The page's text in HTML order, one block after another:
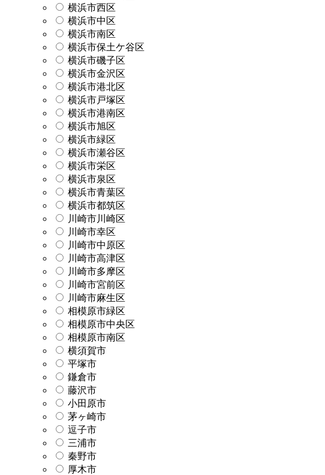
横浜市西区
横浜市中区
横浜市南区
横浜市保土ケ谷区
横浜市磯子区
横浜市金沢区
横浜市港北区
横浜市戸塚区
横浜市港南区
横浜市旭区
横浜市緑区
横浜市瀬谷区
横浜市栄区
横浜市泉区
横浜市青葉区
横浜市都筑区
川崎市川崎区
川崎市幸区
川崎市中原区
川崎市高津区
川崎市多摩区
川崎市宮前区
川崎市麻生区
相模原市緑区
相模原市中央区
相模原市南区
横須賀市
平塚市
鎌倉市
藤沢市
小田原市
茅ヶ崎市
逗子市
三浦市
秦野市
厚木市